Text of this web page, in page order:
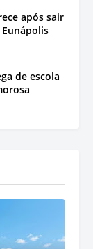
após sair
de escola